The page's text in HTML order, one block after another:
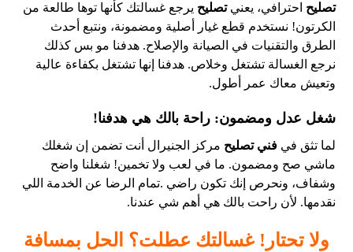
تصليح احترافي، يعنيتصليح يرجع غسالتك كأنها توها طالعة من
الكرتون! نستخدم قطع غيار أصلية ومضمونة، ونتبع أحدث
الطرق والتقنيات في الصيانة والإصلاح. هدفنا مو بس كذلك
نرجع الغسالة تشتغل وخلاص. هدفنا إنها تشتغل بكفاءة عالية
وتعيش معاك عمر أطول.
شغل عدل ومضمون: راحة بالك هي هدفنا!
لما تثق فيفني تصليح مركز الجنيرال أنت تضمن إن شغلك
ماشي صح ومضمون. ما في لعب ولا تخمين! شغلنا واضح
وشفاف، ونحرص إنك تكون راضي .تمام الرضا عن الخدمة اللي
نقدمها. لأن راحت بالك هي أهم شي عندنا.
ولا تحتار! غسالتك عطلت؟ الحل بمسافة